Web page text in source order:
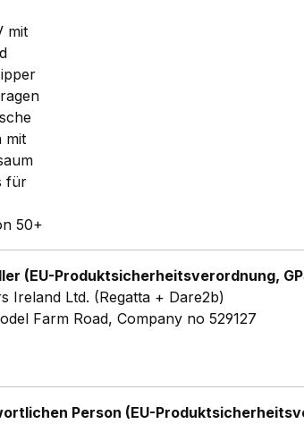
mit
mit
für
50+
(EU-Produktsicherheitsverordnung,
Ireland Ltd. (Regatta + Dare2b)
Farm Road, Company no 529127
Person (EU-